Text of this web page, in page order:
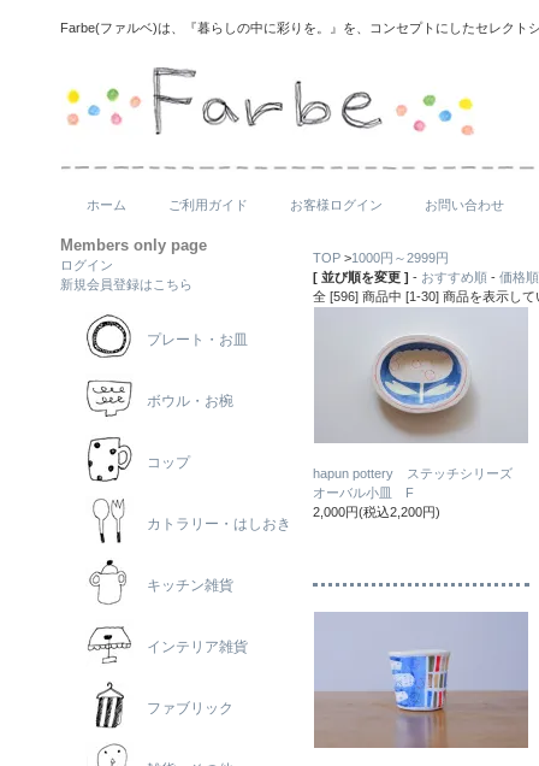
Farbe(ファルベ)は、『暮らしの中に彩りを。』を、コンセプトにしたセレクト
ホーム ご利用ガイド お客様ログイン お問い合わせ
TOP >1000円～2999円
[ 並び順を変更 ] - おすすめ順 - 価格順
全 [596] 商品中 [1-30] 商品を表示し
hapun pottery ステッチシリーズ
オーバル小皿 F
2,000円(税込2,200円)
Members only page
ログイン
新規会員登録はこちら
プレート・お皿
ボウル・お椀
コップ
カトラリー・はしおき
キッチン雑貨
インテリア雑貨
ファブリック